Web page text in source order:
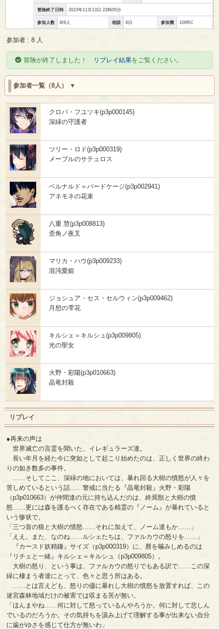
冒険終了日時 2023年11月13日 22時05分
参加人数 8/8人 相談 6日 参加費 100RC
参加者 : 8 人
冒険が終了しました！ リプレイ結果をご覧ください。
参加者一覧（8人）
クロバ・フユツキ(p3p000145)
深緑の守護者
ツリー・ロド(p3p000319)
メープルのサテュロス
ベルナルド＝バードケージ(p3p002941)
アネモネの花束
八重 慧(p3p008813)
歪角ノ夜叉
マリカ・ハウ(p3p009233)
混沌愛姫
ジョシュア・セス・セルウィン(p3p009462)
月想の雫花
キルシェ＝キルシュ(p3p009805)
光の聖女
火野・彩陽(p3p010663)
晶竜封殺
リプレイ
●再来の声は
世界滅亡の言霊を聞いた、イレギュラーズ達。
長い年月を経た今に突如として起こり始めたのは、正しく世界の終わ
りの如き数多の事件。
……そしてここ、深緑の地においては、暴れ回る大樹の憤怒が人々を
苦しめているという話……警戒に当たる『晶竜封殺』火野・彩陽
（p3p010663）が仲間達の元に持ち込んだのは、終焉獣と大樹の憤
怒……更には森を護るべく存在である精霊の『ノーム』が暴れていると
いう惨状で。
「三つ首の狼と大樹の憤怒……それに加えて、ノーム達もか……」
「ええ。また、なのね……ルシェたちは、ファルカウの怒りを……」
『カースド妖精鎌』サイズ（p3p000319）に、唇を噛みしめるのは
『リチェと一緒』キルシェ＝キルシュ（p3p009805）。
大樹の怒り、という事は、ファルカウの怒りでもある訳で……この深
緑に棲まう者達にとって、色々と思う所はある。
……とは言えども、怒りの儘に暴れし大樹の憤怒を放置すれば、この
迷宮森林地域だけの被害では収まる筈が無い。
「ほんまやね……何に対して怒っているんやろうか。何に対して悲しん
でいるのだろうか。その気持ちを汲み上げて理解する事が出来ない自分
に歯がゆさを感じて仕方が無いわ」